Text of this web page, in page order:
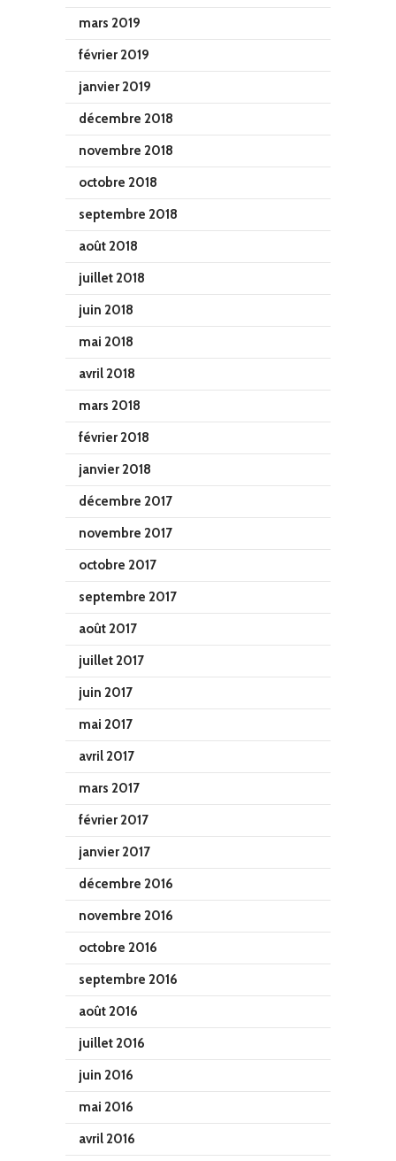
mars 2019
février 2019
janvier 2019
décembre 2018
novembre 2018
octobre 2018
septembre 2018
août 2018
juillet 2018
juin 2018
mai 2018
avril 2018
mars 2018
février 2018
janvier 2018
décembre 2017
novembre 2017
octobre 2017
septembre 2017
août 2017
juillet 2017
juin 2017
mai 2017
avril 2017
mars 2017
février 2017
janvier 2017
décembre 2016
novembre 2016
octobre 2016
septembre 2016
août 2016
juillet 2016
juin 2016
mai 2016
avril 2016